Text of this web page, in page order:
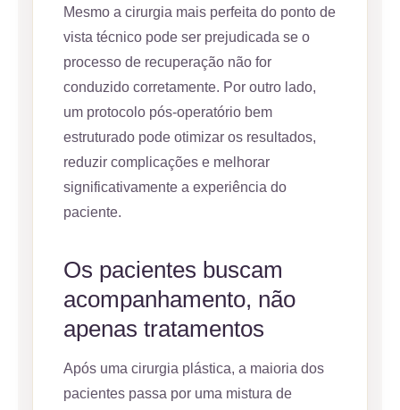
Mesmo a cirurgia mais perfeita do ponto de
vista técnico pode ser prejudicada se o
processo de recuperação não for
conduzido corretamente. Por outro lado,
um protocolo pós-operatório bem
estruturado pode otimizar os resultados,
reduzir complicações e melhorar
significativamente a experiência do
paciente.
Os pacientes buscam
acompanhamento, não
apenas tratamentos
Após uma cirurgia plástica, a maioria dos
pacientes passa por uma mistura de